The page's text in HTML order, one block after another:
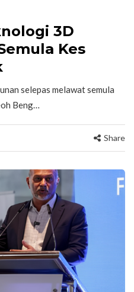
3D
Kes
selepas melawat semula
Beng…
Share